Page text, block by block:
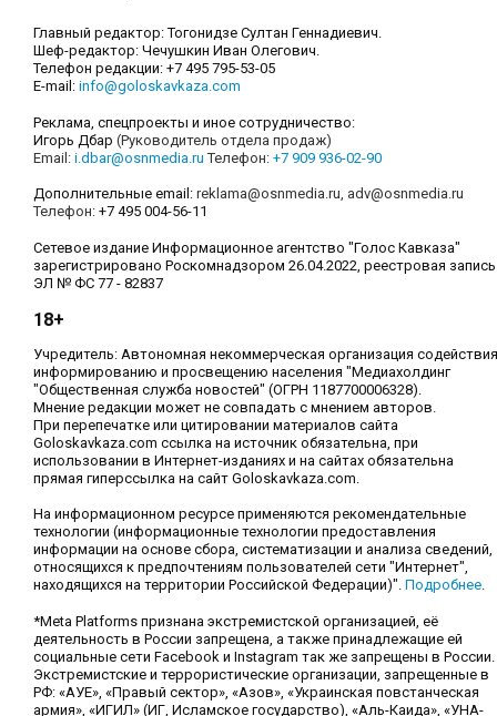
Главный редактор: Тогонидзе Султан Геннадиевич.
Шеф-редактор: Чечушкин Иван Олегович.
Телефон редакции: +7 495 795-53-05
E-mail: info@goloskavkaza.com
Реклама, спецпроекты и иное сотрудничество:
Игорь Дбар (Руководитель отдела продаж)
Email: i.dbar@osnmedia.ru Телефон: +7 909 936-02-90
Дополнительные email: reklama@osnmedia.ru, adv@osnmedia.ru
Телефон: +7 495 004-56-11
Сетевое издание Информационное агентство "Голос Кавказа"
зарегистрировано Роскомнадзором 26.04.2022, реестровая запись
ЭЛ № ФС 77 - 82837
18+
Учредитель: Автономная некоммерческая организация содействия
информированию и просвещению населения "Медиахолдинг
"Общественная служба новостей" (ОГРН 1187700006328).
Мнение редакции может не совпадать с мнением авторов.
При перепечатке или цитировании материалов сайта
Goloskavkaza.com ссылка на источник обязательна, при
использовании в Интернет-изданиях и на сайтах обязательна
прямая гиперссылка на сайт Goloskavkaza.com.
На информационном ресурсе применяются рекомендательные
технологии (информационные технологии предоставления
информации на основе сбора, систематизации и анализа сведений,
относящихся к предпочтениям пользователей сети "Интернет",
находящихся на территории Российской Федерации)". Подробнее.
*Meta Platforms признана экстремистской организацией, её
деятельность в России запрещена, а также принадлежащие ей
социальные сети Facebook и Instagram так же запрещены в России.
Экстремистские и террористические организации, запрещенные в
РФ: «АУЕ», «Правый сектор», «Азов», «Украинская повстанческая
армия», «ИГИЛ» (ИГ, Исламское государство), «Аль-Каида», «УНА-